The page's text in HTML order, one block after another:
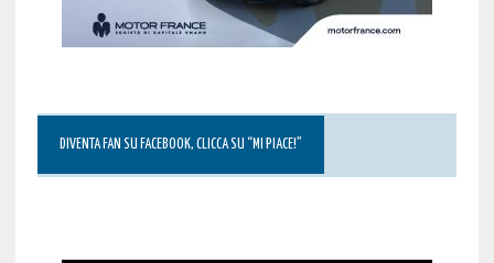
DIVENTA FAN SU FACEBOOK, CLICCA SU “MI PIACE!”